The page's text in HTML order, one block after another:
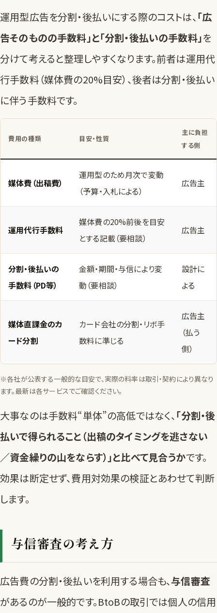
運用型広告を分割・後払いにする際のコストは、「広
告そのものの手数料」と「分割・後払いの手数料」を
分けて考えると整理しやすくなります。前者は運用代
行手数料（媒体費の20%目安）、後者は分割・後払い
に伴う手数料です。
費用の種類 目安・性質
主に負担
する側
媒体費（出稿費）
運用型のため月次で変動
（予算・入札による）
広告主
運用代行手数料
媒体費の20%前後を目安
とする記載（要相談）
広告主
分割・後払いの
手数料（PD等）
金額・期間・与信により変
動（要相談）
設計に
よる
媒体直課金のカ
ード分割
カード会社の分割・リボ手
数料に準じる
広告主
（払う
側）
※各社が公表する一般的な目安で、実際の料率は取引・契約により異なり
ます。最新は各サービスでご確認ください。
大事なのは手数料“単体”の高低ではなく、「分割・後
払いで得られること（出稿のタイミングを逃さない
／資金繰りの山をならす）」と比べて見合うかです。
効果は断定せず、費用対効果の検証とあわせて判断
します。
与信審査の考え方
広告費の分割・後払いを利用する場合も、与信審査
があるのが一般的です。BtoBの取引では個人の信用